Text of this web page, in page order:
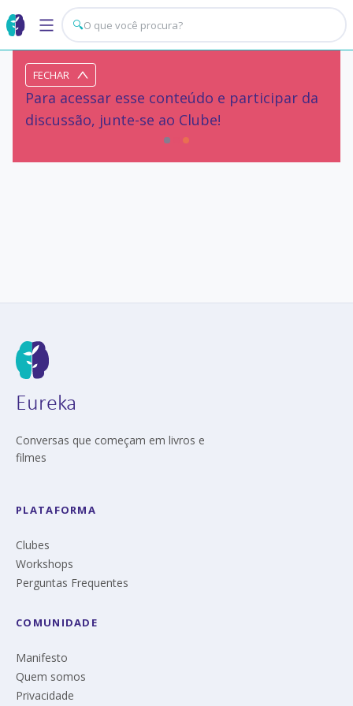
🔍
FECHAR
Para acessar esse conteúdo e participar da
discussão, junte-se ao Clube!
Eureka
Conversas que começam em livros e
filmes
PLATAFORMA
Clubes
Workshops
Perguntas Frequentes
COMUNIDADE
Manifesto
Quem somos
Privacidade